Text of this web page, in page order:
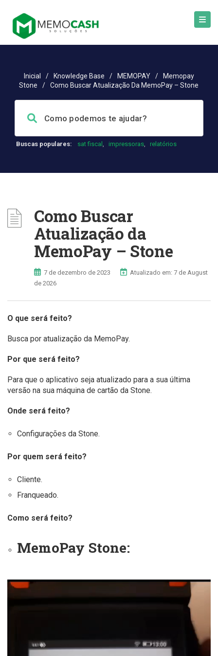
Inicial / Knowledge Base / MEMOPAY /
Memopay
Stone
/ Como Buscar Atualização Da MemoPay – Stone
Buscas populares: sat fiscal , impressoras, relatórios
Como Buscar
Atualização da
MemoPay – Stone
7 de dezembro de 2023
Atualizado em: 7 de August
de 2026
O que será feito?
Busca por atualização da MemoPay.
Por que será feito?
Para que o aplicativo seja atualizado para a sua última
versão na sua máquina de cartão da Stone.
Onde será feito?
Configurações da Stone.
Por quem será feito?
Cliente.
Franqueado.
Como será feito?
MemoPay Stone:
Tocador